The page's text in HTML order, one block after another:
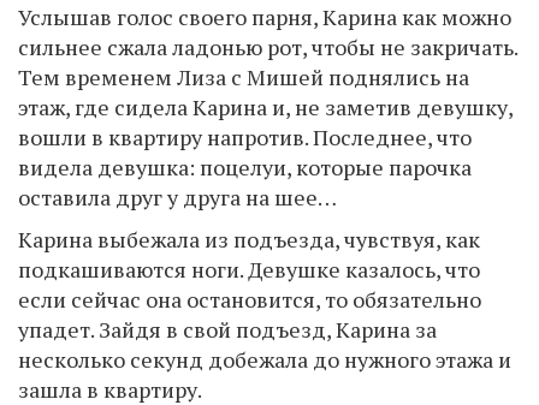
Услышав голос своего парня, Карина как можно
сильнее сжала ладонью рот, чтобы не закричать.
Тем временем Лиза с Мишей поднялись на
этаж, где сидела Карина и, не заметив девушку,
вошли в квартиру напротив. Последнее, что
видела девушка: поцелуи, которые парочка
оставила друг у друга на шее…
Карина выбежала из подъезда, чувствуя, как
подкашиваются ноги. Девушке казалось, что
если сейчас она остановится, то обязательно
упадет. Зайдя в свой подъезд, Карина за
несколько секунд добежала до нужного этажа и
зашла в квартиру.